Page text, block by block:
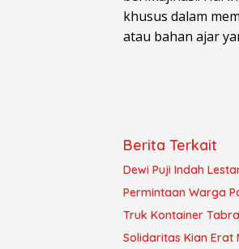
khusus dalam
atau bahan ajar
Berita Terkait
Dewi Puji Indah
Permintaan Warga
Truk Kontainer
Solidaritas Kian Erat